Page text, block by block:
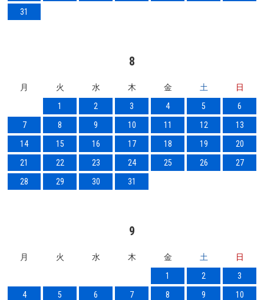
31
8
月 火 水 木 金 土
日
1
2 3 4 5
6
7
8 9 10 11 12
13
14
15 16 17 18 19
20
21
22 23 24 25 26
27
28
29 30 31
9
月 火 水 木 金 土
日
1
2
3
4
5 6 7 8 9
10